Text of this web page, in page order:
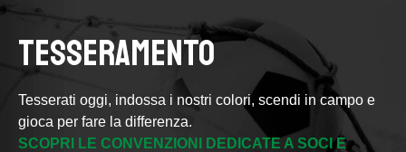
TESSERAMENTO
Tesserati oggi, indossa i nostri colori, scendi in campo e
gioca per fare la differenza.
SCOPRI LE CONVENZIONI DEDICATE A SOCI E